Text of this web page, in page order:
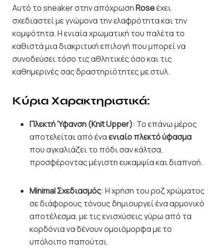
Αυτό το sneaker στην απόχρωσηRoseέχει
σχεδιαστεί με γνώμονα την ελαφρότητα και την
κομψότητα. Η ενιαία χρωματική του παλέτα το
καθιστά μια διακριτική επιλογή που μπορεί να
συνοδεύσει τόσο τις αθλητικές όσο και τις
καθημερινές σας δραστηριότητες με στυλ.
Κύρια Χαρακτηριστικά:
Πλεκτή Ύφανση (Knit Upper): Το επάνω μέρος
αποτελείται από έναενιαίο πλεκτό ύφασμα
που αγκαλιάζει το πόδι σαν κάλτσα,
προσφέροντας μέγιστη ευκαμψία και διαπνοή.
Minimal Σχεδιασμός: Η χρήση του ροζ χρώματος
σε διάφορους τόνους δημιουργεί ένα αρμονικό
αποτέλεσμα, με τις ενισχύσεις γύρω από τα
κορδόνια να δένουν ομοιόμορφα με το
υπόλοιπο παπούτσι.